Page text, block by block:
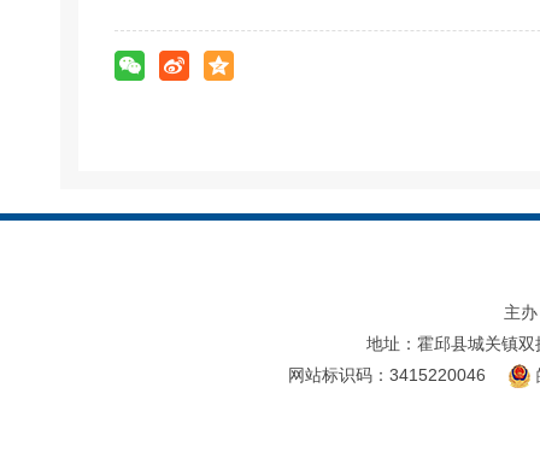
主
地址：霍邱县城关镇双
网站标识码：3415220046